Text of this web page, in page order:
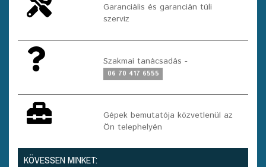
Garanciális és garancián túli
szerviz
Szakmai tanácsadás -
06 70 417 6555
Gépek bemutatója közvetlenül az
Ön telephelyén
KÖVESSEN MINKET: